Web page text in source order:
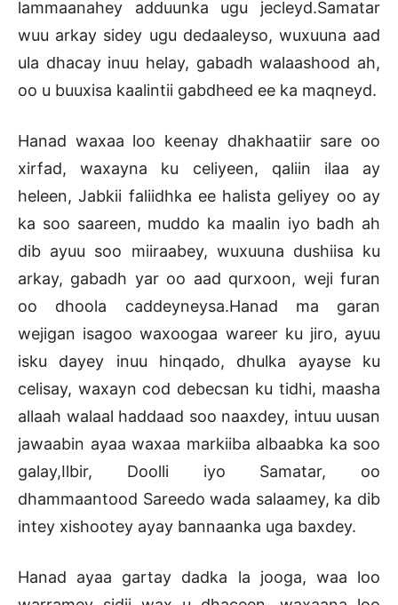
lammaanahey adduunka ugu jecleyd.Samatar
wuu arkay sidey ugu dedaaleyso, wuxuuna aad
ula dhacay inuu helay, gabadh walaashood ah,
oo u buuxisa kaalintii gabdheed ee ka maqneyd.
Hanad waxaa loo keenay dhakhaatiir sare oo
xirfad, waxayna ku celiyeen, qaliin ilaa ay
heleen, Jabkii faliidhka ee halista geliyey oo ay
ka soo saareen, muddo ka maalin iyo badh ah
dib ayuu soo miiraabey, wuxuuna dushiisa ku
arkay, gabadh yar oo aad qurxoon, weji furan
oo dhoola caddeyneysa.Hanad ma garan
wejigan isagoo waxoogaa wareer ku jiro, ayuu
isku dayey inuu hinqado, dhulka ayayse ku
celisay, waxayn cod debecsan ku tidhi, maasha
allaah walaal haddaad soo naaxdey, intuu uusan
jawaabin ayaa waxaa markiiba albaabka ka soo
galay,Ilbir, Doolli iyo Samatar, oo
dhammaantood Sareedo wada salaamey, ka dib
intey xishootey ayay bannaanka uga baxdey.
Hanad ayaa gartay dadka la jooga, waa loo